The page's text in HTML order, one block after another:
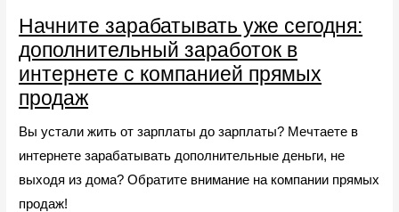
Начните зарабатывать уже сегодня:
дополнительный заработок в
интернете с компанией прямых
продаж
Вы устали жить от зарплаты до зарплаты? Мечтаете в
интернете зарабатывать дополнительные деньги, не
выходя из дома? Обратите внимание на компании прямых
продаж!